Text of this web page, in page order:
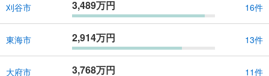
刈谷市 3,489万円 16件
東海市 2,914万円 13件
大府市 3,768万円 11件